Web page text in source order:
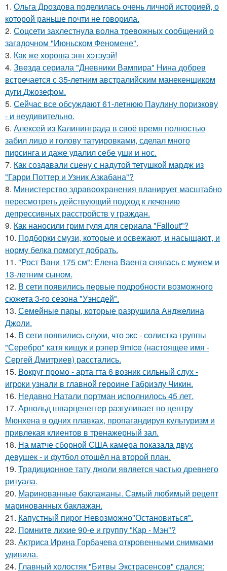
1. Ольга Дроздова поделилась очень личной историей, о
которой раньше почти не говорила.
2. Соцсети захлестнула волна тревожных сообщений о
загадочном "Июньском Феномене".
3. Как же хороша энн хэтэуэй!
4. Звeздa сериала "Дневники Вампира" Нина добрев
встречается с 35-летним австралийским манекенщиком
дуги Джозефом.
5. Сейчас все обсуждают 61-летнюю Паулину поризкову
- и неудивительно.
6. Алексей из Калининграда в своё время полностью
забил лицо и голову татуировками, сделал много
пирсинга и даже удалил себе уши и нос.
7. Как создавали сцену с надутой тетушкой мардж из
"Гарри Поттер и Узник Азкабана"?
8. Министерство здравоохранения планирует масштабно
пересмотреть действующий подход к лечению
депрессивных расстройств у граждан.
9. Как наносили грим гуля для сериала "Fallout"?
10. Подборки смузи, которые и освежают, и насыщают, и
норму белка помогут добрать.
11. "Рост Вани 175 см": Елена Ваенга снялась с мужем и
13-летним сыном.
12. В сети появились первые подробности возможного
сюжета 3-го сезона "Уэнсдей".
13. Семейные пары, которые разрушила Анджелина
Джоли.
14. В сети появились слухи, что экс - солистка группы
"Серебро" катя кищук и рэпер 9mice (настоящее имя -
Сергей Дмитриев) расстались.
15. Вокруг промо - арта гта 6 возник сильный слух -
игроки узнали в главной героине Габриэлу Чикин.
16. Недавно Натали портман исполнилось 45 лет.
17. Арнольд шварценеггер разгуливает по центру
Мюнхена в одних плавках, пропагандируя культуризм и
привлекая клиентов в тренажерный зал.
18. На матче сборной США камера показала двух
девушек - и футбол отошёл на второй план.
19. Традиционное тату джоли является частью древнего
ритуала.
20. Маринованные баклажаны. Самый любимый рецепт
маринованных баклажан.
21. Капустный пирог Невозможно"Остановиться".
22. Помните лихие 90-е и группу "Кар - Мэн"?
23. Актриса Ирина Горбачева откровенными снимками
удивила.
24. Главный холостяк "Битвы Экстрасенсов" сдался: